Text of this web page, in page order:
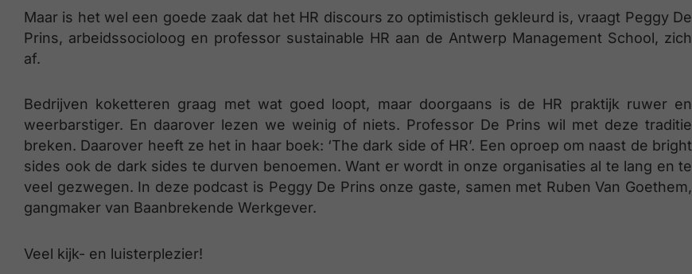
Maar is het wel een goede zaak dat het HR discours zo optimistisch gekleurd is, vraagt Peggy De
Prins, arbeidssocioloog en professor sustainable HR aan de Antwerp Management School, zich
af.
Bedrijven koketteren graag met wat goed loopt, maar doorgaans is de HR praktijk ruwer en
weerbarstiger. En daarover lezen we weinig of niets. Professor De Prins wil met deze traditie
breken. Daarover heeft ze het in haar boek: ‘The dark side of HR’. Een oproep om naast de bright
sides ook de dark sides te durven benoemen. Want er wordt in onze organisaties al te lang en te
veel gezwegen. In deze podcast is Peggy De Prins onze gaste, samen met Ruben Van Goethem,
gangmaker van Baanbrekende Werkgever.
Veel kijk- en luisterplezier!